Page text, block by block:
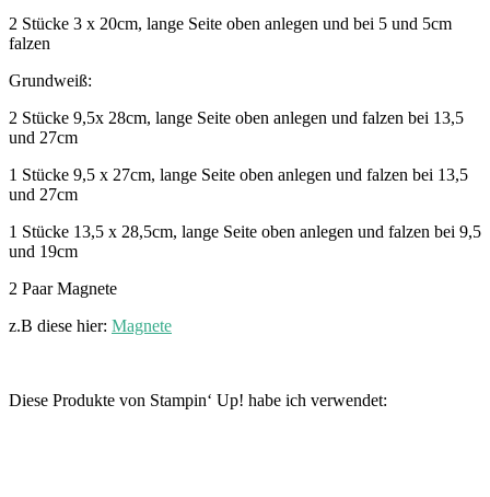
2 Stücke 3 x 20cm, lange Seite oben anlegen und bei 5 und 5cm
falzen
Grundweiß:
2 Stücke 9,5x 28cm, lange Seite oben anlegen und falzen bei 13,5
und 27cm
1 Stücke 9,5 x 27cm, lange Seite oben anlegen und falzen bei 13,5
und 27cm
1 Stücke 13,5 x 28,5cm, lange Seite oben anlegen und falzen bei 9,5
und 19cm
2 Paar Magnete
z.B diese hier: Magnete
Diese Produkte von Stampin‘ Up! habe ich verwendet: